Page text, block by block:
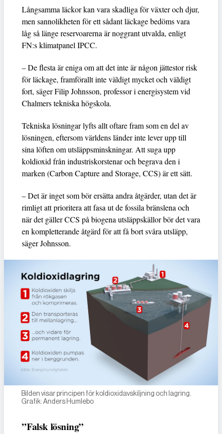
Långsamma läckor kan vara skadliga för växter och djur,
men sannolikheten för ett sådant läckage bedöms vara
låg så länge reservoarerna är noggrant utvalda, enligt
FN:s klimatpanel IPCC.
– De flesta är eniga om att det inte är någon jättestor risk
för läckage, framförallt inte väldigt mycket och väldigt
fort, säger Filip Johnsson, professor i energisystem vid
Chalmers tekniska högskola.
Tekniska lösningar lyfts allt oftare fram som en del av
lösningen, eftersom världens länder inte lever upp till
sina löften om utsläppsminskningar. Att suga upp
koldioxid från industriskorstenar och begrava den i
marken (Carbon Capture and Storage, CCS) är ett sätt.
– Det är inget som bör ersätta andra åtgärder, utan det är
rimligt att prioritera att fasa ut de fossila bränslena och
när det gäller CCS på biogena utsläppskällor bör det vara
en kompletterande åtgärd för att få bort svåra utsläpp,
säger Johnsson.
Bilden visar principen för koldioxidavskiljning och lagring.
Grafik: Anders Humlebo
”Falsk lösning”